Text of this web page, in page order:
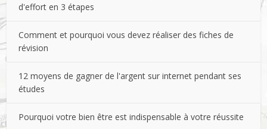
d'effort en 3 étapes
Comment et pourquoi vous devez réaliser des fiches de
révision
12 moyens de gagner de l'argent sur internet pendant ses
études
Pourquoi votre bien être est indispensable à votre réussite